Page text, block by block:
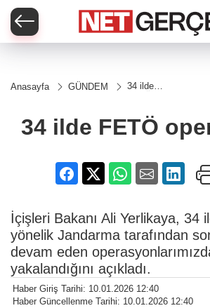
Anasayfa GÜNDEM
34 ilde
34 ilde FETÖ
İçişleri Bakanı Ali Yerlikaya, 34
yönelik Jandarma tarafından
devam eden
yakalandığını açıkladı.
Haber Giriş Tarihi: 10.01.2026 12:40
Haber Güncellenme Tarihi: 10.01.2026 12:40